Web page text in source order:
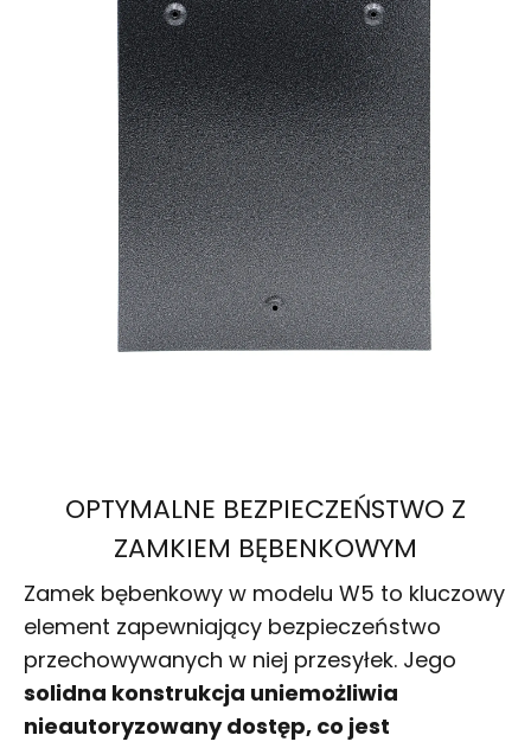
OPTYMALNE BEZPIECZEŃSTWO Z
ZAMKIEM BĘBENKOWYM
Zamek bębenkowy w modelu W5 to kluczowy
element zapewniający bezpieczeństwo
przechowywanych w niej przesyłek. Jego
solidna konstrukcja uniemożliwia
nieautoryzowany dostęp, co jest